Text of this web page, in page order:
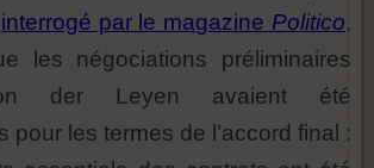
interrogé par le magazine Politico,
les négociations préliminaires
der Leyen avaient été
pour les termes de l’accord final :